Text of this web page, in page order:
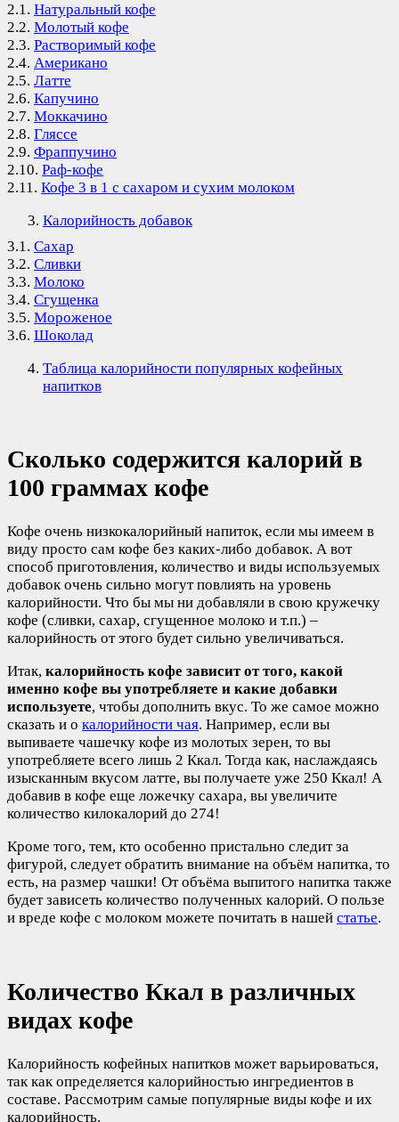
2.1. Натуральный кофе
2.2. Молотый кофе
2.3. Растворимый кофе
2.4. Американо
2.5. Латте
2.6. Капучино
2.7. Моккачино
2.8. Гляссе
2.9. Фраппучино
2.10. Раф-кофе
2.11. Кофе 3 в 1 с сахаром и сухим молоком
Калорийность добавок
3.1. Сахар
3.2. Сливки
3.3. Молоко
3.4. Сгущенка
3.5. Мороженое
3.6. Шоколад
Таблица калорийности популярных кофейных
напитков
Сколько содержится калорий в
100 граммах кофе
Кофе очень низкокалорийный напиток, если мы имеем в
виду просто сам кофе без каких-либо добавок. А вот
способ приготовления, количество и виды используемых
добавок очень сильно могут повлиять на уровень
калорийности. Что бы мы ни добавляли в свою кружечку
кофе (сливки, сахар, сгущенное молоко и т.п.) –
калорийность от этого будет сильно увеличиваться.
Итак, калорийность кофе зависит от того, какой
именно кофе вы употребляете и какие добавки
используете, чтобы дополнить вкус. То же самое можно
сказать и о калорийности чая. Например, если вы
выпиваете чашечку кофе из молотых зерен, то вы
употребляете всего лишь 2 Ккал. Тогда как, наслаждаясь
изысканным вкусом латте, вы получаете уже 250 Ккал! А
добавив в кофе еще ложечку сахара, вы увеличите
количество килокалорий до 274!
Кроме того, тем, кто особенно пристально следит за
фигурой, следует обратить внимание на объём напитка, то
есть, на размер чашки! От объёма выпитого напитка также
будет зависеть количество полученных калорий. О пользе
и вреде кофе с молоком можете почитать в нашей статье.
Количество Ккал в различных
видах кофе
Калорийность кофейных напитков может варьироваться,
так как определяется калорийностью ингредиентов в
составе. Рассмотрим самые популярные виды кофе и их
калорийность.